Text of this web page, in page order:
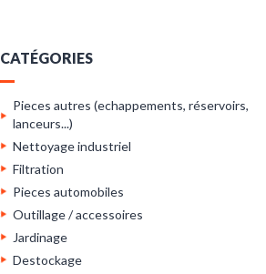
CATÉGORIES
Pieces autres (echappements, réservoirs,
lanceurs...)
Nettoyage industriel
Filtration
Pieces automobiles
Outillage / accessoires
Jardinage
Destockage